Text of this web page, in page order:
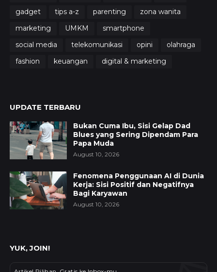
gadget
tips a-z parenting
zona wanita
marketing
UMKM
smartphone
social media
telekomunikasi opini
olahraga
fashion
keuangan digital & marketing
UPDATE TERBARU
Bukan Cuma Ibu, Sisi Gelap Dad
Blues yang Sering Dipendam Para
Papa Muda
August 10, 2026
Fenomena Penggunaan AI di Dunia
Kerja: Sisi Positif dan Negatifnya
Bagi Karyawan
August 10, 2026
YUK, JOIN!